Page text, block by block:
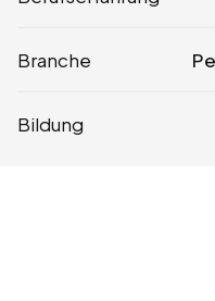
Branche
Bildung